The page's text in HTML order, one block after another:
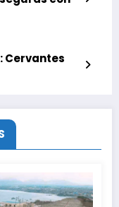
Cervantes